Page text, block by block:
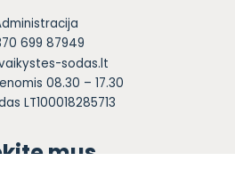
699 87949
sodas.lt
08.30 – 17.30
LT100018285713
mus